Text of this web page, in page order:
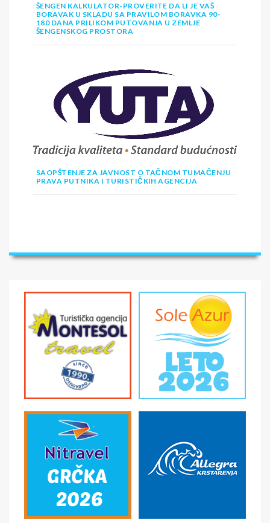
ŠENGEN KALKULATOR-PROVERITE DA LI JE VAŠ
BORAVAK U SKLADU SA PRAVILOM BORAVKA 90-
180 DANA PRILIKOM PUTOVANJA U ZEMLJE
ŠENGENSKOG PROSTORA
SAOPŠTENJE ZA JAVNOST O TAČNOM TUMAČENJU
PRAVA PUTNIKA I TURISTIČKIH AGENCIJA